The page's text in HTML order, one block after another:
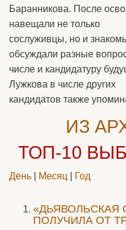
Баранникова. После
навещали не только
сослуживцы, но и
обсуждали разные
числе и кандидатуру
Лужкова в числе других
кандидатов также
ИЗ
ТОП-10
День Месяц Год
«ДЬЯВОЛЬСКАЯ
ПОЛУЧИЛА ОТ